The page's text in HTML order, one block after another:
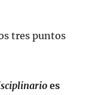
tres puntos
es